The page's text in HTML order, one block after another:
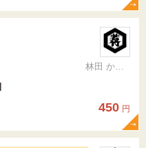
林田 かおり
450 円